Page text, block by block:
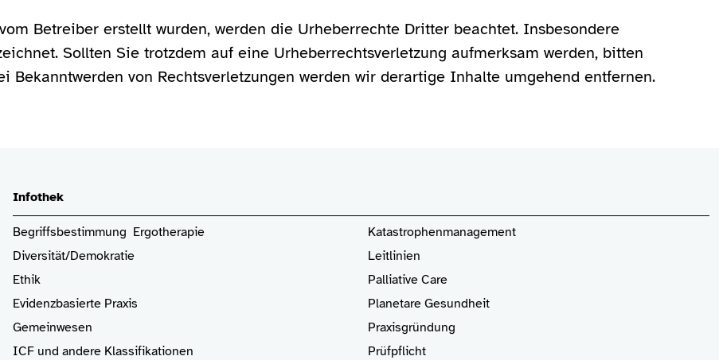
Betreiber erstellt wurden, werden die Urheberrechte Dritter beachtet. Insbesondere
Sollten Sie trotzdem auf eine Urheberrechtsverletzung aufmerksam werden, bitten
Bekanntwerden von Rechtsverletzungen werden wir derartige Inhalte umgehend entfernen.
Infothek
Begriffsbestimmung Ergotherapie
Diversität/Demokratie
Ethik
Evidenzbasierte Praxis
Gemeinwesen
ICF und andere Klassifikationen
Katastrophenmanagement
Leitlinien
Palliative Care
Planetare Gesundheit
Praxisgründung
Prüfpflicht